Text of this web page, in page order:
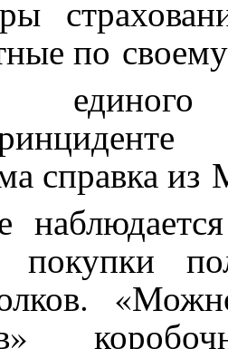
по
справка
покупки